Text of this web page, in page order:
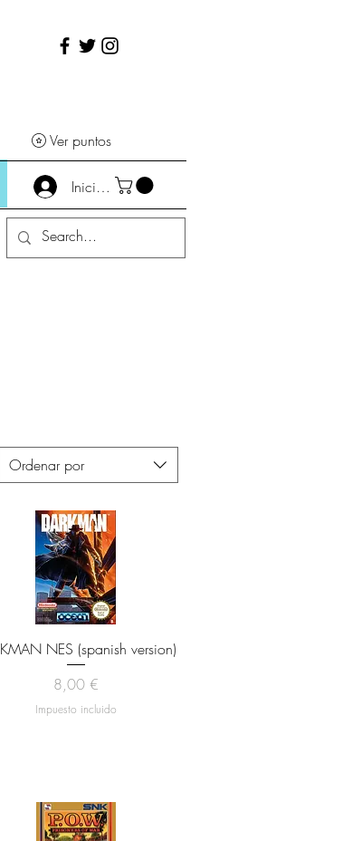
Ver puntos
Iniciar sesión
Ordenar por
Vista rápida
NES (spanish version)
Precio
8,00 €
Impuesto incluido